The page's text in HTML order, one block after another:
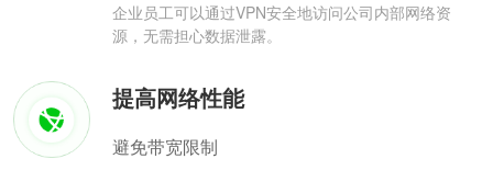
企业员工可以通过VPN安全地访问公司内部网络资
源，无需担心数据泄露。
提高网络性能
避免带宽限制